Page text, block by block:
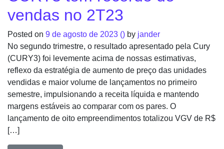
vendas no 2T23
Posted on 9 de agosto de 2023 () by jander
No segundo trimestre, o resultado apresentado pela Cury
(CURY3) foi levemente acima de nossas estimativas,
reflexo da estratégia de aumento de preço das unidades
vendidas e maior volume de lançamentos no primeiro
semestre, impulsionando a receita líquida e mantendo
margens estáveis ao comparar com os pares. O
lançamento de oito empreendimentos totalizou VGV de R$
[…]